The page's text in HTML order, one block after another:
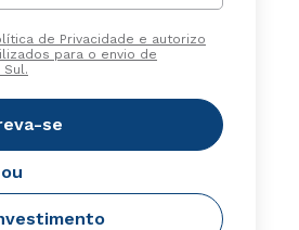
de Privacidade e autorizo
para o envio de
se
ou